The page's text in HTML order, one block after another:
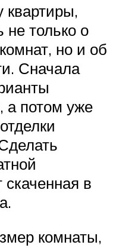
квартиры,
только о
но и об
Сначала
а потом уже
в
комнаты,